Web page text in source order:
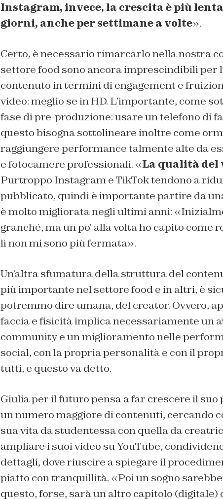
Instagram, invece, la crescita è più
giorni, anche per settimane a volte».
Certo, è necessario rimarcarlo nella nostra
settore food sono ancora imprescindibili per
contenuto in termini di engagement e
video: meglio se in HD. L’importante, come
fase di pre-produzione: usare un telefono di
questo bisogna sottolineare inoltre come
raggiungere performance talmente alte da
e fotocamere professionali. «La qualità del
Purtroppo Instagram e TikTok tendono a
pubblicato, quindi è importante partire da
è molto migliorata negli ultimi anni:
granché, ma un po’ alla volta ho capito come
lì non mi sono più fermata».
Un’altra sfumatura della struttura del
più importante nel settore food e in altri, è
potremmo dire umana, del creator. Ovvero,
faccia e fisicità implica necessariamente un
community e un miglioramento nelle
social, con la propria personalità e con il
tutti, e questo va detto.
Giulia per il futuro pensa a far crescere il
un numero maggiore di contenuti, cercando
sua vita da studentessa con quella da
ampliare i suoi video su YouTube,
dettagli, dove riuscire a spiegare il
piatto con tranquillità. «Poi un sogno
questo, forse, sarà un altro capitolo (digitale)